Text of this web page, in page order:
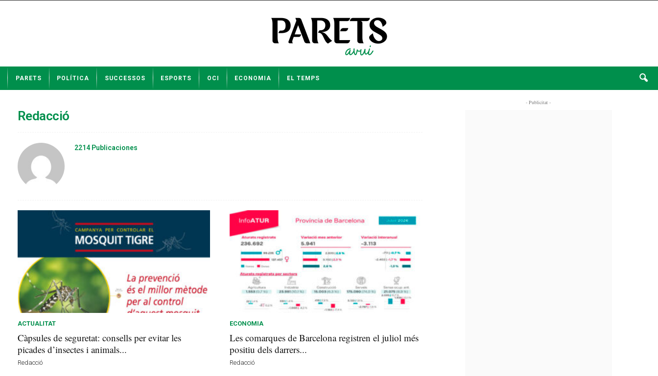
t
PARETS POLÍTICA SUCCESSOS ESPORTS OCI ECONOMIA EL TEMPS
Redacció
2214 Publicaciones
ACTUALITAT
Càpsules de seguretat: consells per evitar les
picades d’insectes i animals...
Redacció
ECONOMIA
Les comarques de Barcelona registren el juliol més
positiu dels darrers...
Redacció
- Publicitat -